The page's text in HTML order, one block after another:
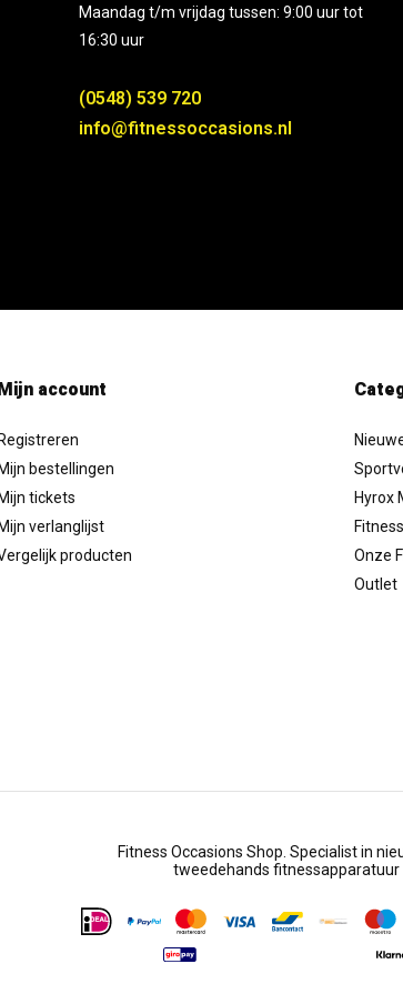
Maandag t/m vrijdag tussen: 9:00 uur tot
16:30 uur
(0548) 539 720
info@fitnessoccasions.nl
account
Registreren
Mijn bestellingen
Mijn tickets
Mijn verlanglijst
producten
Hyrox
Onze
Outlet
Fitness Occasions Shop. Specialist in
tweedehands fitnessapparatuur